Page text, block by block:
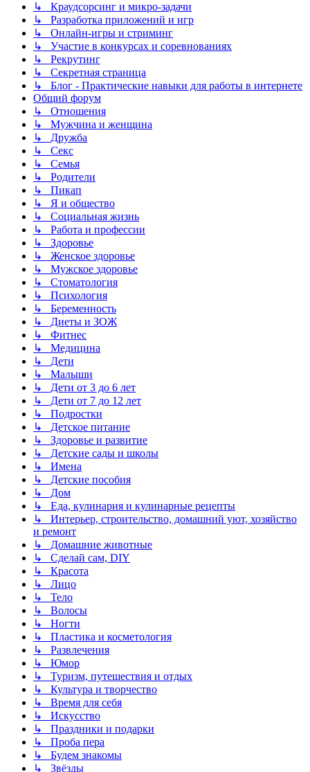
↳ Краудсорсинг и микро-задачи
↳ Разработка приложений и игр
↳ Онлайн-игры и стриминг
↳ Участие в конкурсах и соревнованиях
↳ Рекрутинг
↳ Секретная страница
↳ Блог - Практические навыки для работы в интернете
Общий форум
↳ Отношения
↳ Мужчина и женщина
↳ Дружба
↳ Секс
↳ Семья
↳ Родители
↳ Пикап
↳ Я и общество
↳ Социальная жизнь
↳ Работа и профессии
↳ Здоровье
↳ Женское здоровье
↳ Мужское здоровье
↳ Стоматология
↳ Психология
↳ Беременность
↳ Диеты и ЗОЖ
↳ Фитнес
↳ Медицина
↳ Дети
↳ Малыши
↳ Дети от 3 до 6 лет
↳ Дети от 7 до 12 лет
↳ Подростки
↳ Детское питание
↳ Здоровье и развитие
↳ Детские сады и школы
↳ Имена
↳ Детские пособия
↳ Дом
↳ Еда, кулинария и кулинарные рецепты
↳ Интерьер, строительство, домашний уют, хозяйство
и ремонт
↳ Домашние животные
↳ Сделай сам, DIY
↳ Красота
↳ Лицо
↳ Тело
↳ Волосы
↳ Ногти
↳ Пластика и косметология
↳ Развлечения
↳ Юмор
↳ Туризм, путешествия и отдых
↳ Культура и творчество
↳ Время для себя
↳ Искусство
↳ Праздники и подарки
↳ Проба пера
↳ Будем знакомы
↳ Звёзды